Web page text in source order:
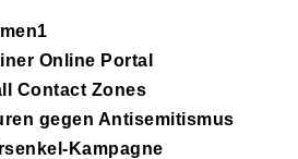
Online Portal
Contact Zones
gegen Antisemitismus
Kampagne